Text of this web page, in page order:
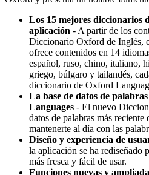
Los 15 mejores diccionarios
aplicación - A partir de los
Diccionario Oxford de Inglés,
ofrece contenidos en 14
español, ruso, chino, italiano,
griego, búlgaro y tailandés,
diccionario de Oxford
La base de datos de
Languages - El nuevo
datos de palabras más
mantenerte al día con las
Diseño y experiencia de
la aplicación se ha rediseñado
más fresca y fácil de usar.
Funciones nuevas y